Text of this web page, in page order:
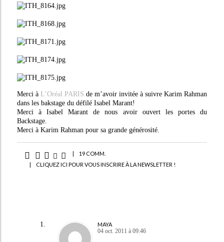
Merci à L’Oréal PARIS de m’avoir invitée à suivre Karim Rahman
dans les bakstage du défilé Isabel Marant!
Merci à Isabel Marant de nous avoir ouvert les portes du
Backstage.
Merci à Karim Rahman pour sa grande générosité.
|
19 COMM.
|
CLIQUEZ ICI POUR VOUS INSCRIRE À LA NEWSLETTER !
MAYA
04 oct. 2011 à 09:46